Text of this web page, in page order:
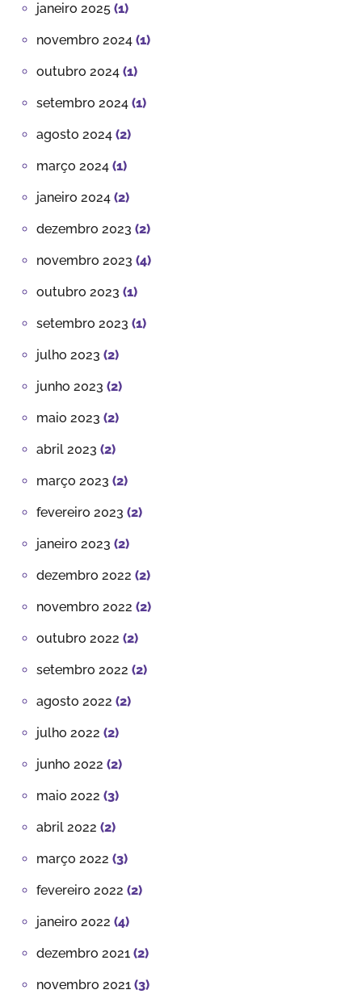
janeiro 2025 (1)
novembro 2024 (1)
outubro 2024 (1)
setembro 2024 (1)
agosto 2024 (2)
março 2024 (1)
janeiro 2024 (2)
dezembro 2023 (2)
novembro 2023 (4)
outubro 2023 (1)
setembro 2023 (1)
julho 2023 (2)
junho 2023 (2)
maio 2023 (2)
abril 2023 (2)
março 2023 (2)
fevereiro 2023 (2)
janeiro 2023 (2)
dezembro 2022 (2)
novembro 2022 (2)
outubro 2022 (2)
setembro 2022 (2)
agosto 2022 (2)
julho 2022 (2)
junho 2022 (2)
maio 2022 (3)
abril 2022 (2)
março 2022 (3)
fevereiro 2022 (2)
janeiro 2022 (4)
dezembro 2021 (2)
novembro 2021 (3)